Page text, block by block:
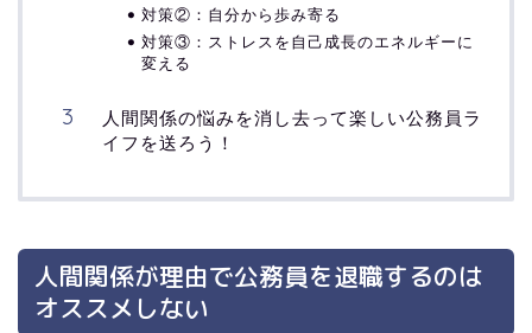
対策②：自分から歩み寄る
対策③：ストレスを自己成長のエネルギーに
変える
人間関係の悩みを消し去って楽しい公務員ラ
イフを送ろう！
人間関係が理由で公務員を退職するのは
オススメしない